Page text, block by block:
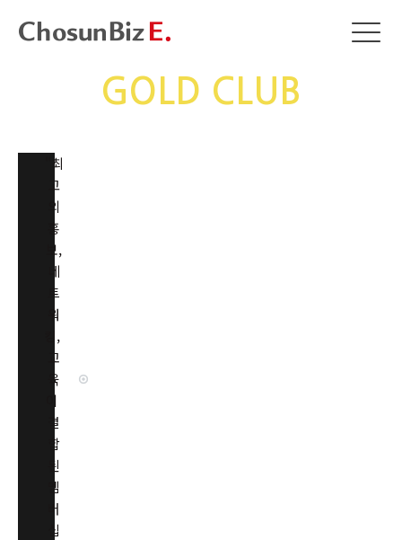
GOLD CLUB
"최
고
의
홍
보,
네
트
워
킹,
교
육
이
결
합
된
멤
버
십